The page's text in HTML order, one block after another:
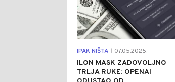
IPAK NIŠTA 07.05.2025.
ILON MASK ZADOVOLJNO
TRLJA RUKE: OPENAI